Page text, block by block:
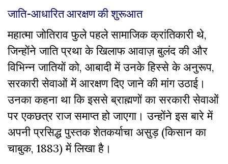
जाति-आधारित आरक्षण की शुरूआत
महात्मा जोतिराव फुले पहले सामाजिक क्रांतिकारी थे,
जिन्होंने जाति प्रथा के खिलाफ आवाज़ बुलंद की और
विभिन्न जातियों को, आबादी में उनके हिस्से के अनुरूप,
सरकारी सेवाओं में आरक्षण दिए जाने की मांग उठाई।
उनका कहना था कि इससे ब्राह्मणों का सरकारी सेवाओं
पर एकछत्र राज समाप्त हो जाएगा। उन्होंने इस बारे में
अपनी प्रसिद्ध पुस्तक शेतकर्याचा असुड़ (किसान का
चाबुक, 1883) में लिखा है।